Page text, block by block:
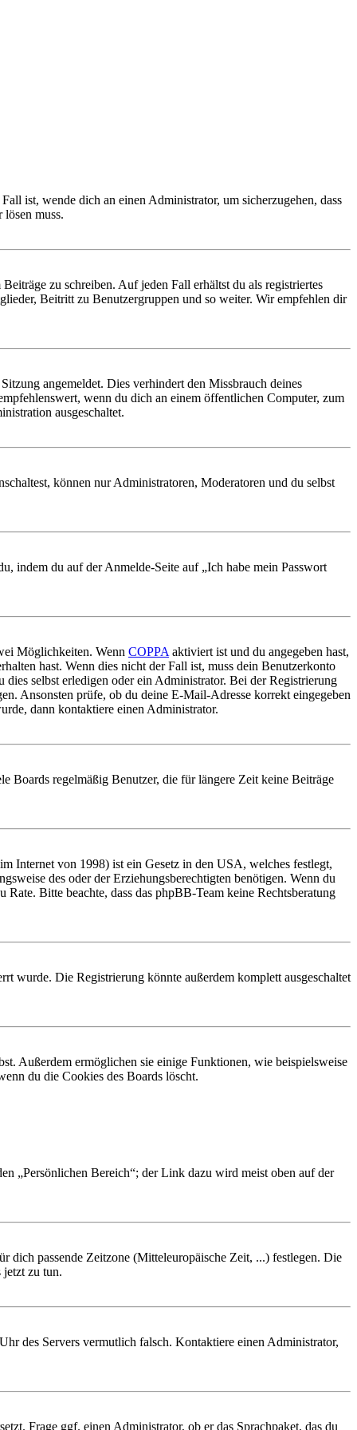
ist, wende dich an einen Administrator, um sicherzugehen, dass
muss.
zu schreiben. Auf jeden Fall erhältst du als registriertes
Beitritt zu Benutzergruppen und so weiter. Wir empfehlen dir
angemeldet. Dies verhindert den Missbrauch deines
wenn du dich an einem öffentlichen Computer, zum
ausgeschaltet.
können nur Administratoren, Moderatoren und du selbst
indem du auf der Anmelde-Seite auf „Ich habe mein Passwort
Möglichkeiten. Wenn COPPA aktiviert ist und du angegeben hast,
hast. Wenn dies nicht der Fall ist, muss dein Benutzerkonto
selbst erledigen oder ein Administrator. Bei der Registrierung
Ansonsten prüfe, ob du deine E-Mail-Adresse korrekt eingegeben
dann kontaktiere einen Administrator.
Boards regelmäßig Benutzer, die für längere Zeit keine Beiträge
Internet von 1998) ist ein Gesetz in den USA, welches festlegt,
des oder der Erziehungsberechtigten benötigen. Wenn du
Bitte beachte, dass das phpBB-Team keine Rechtsberatung
wurde. Die Registrierung könnte außerdem komplett ausgeschaltet
Außerdem ermöglichen sie einige Funktionen, wie beispielsweise
du die Cookies des Boards löscht.
„Persönlichen Bereich“; der Link dazu wird meist oben auf der
dich passende Zeitzone (Mitteleuropäische Zeit, ...) festlegen. Die
jetzt zu tun.
des Servers vermutlich falsch. Kontaktiere einen Administrator,
Frage ggf. einen Administrator, ob er das Sprachpaket, das du